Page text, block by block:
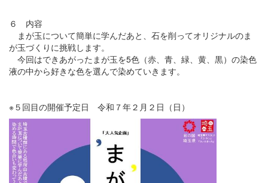
６ 内容
まが玉について簡単に学んだあと、石を削ってオリジナルのま
が玉づくりに挑戦します。
今回はできあがったまが玉を5色（赤、青、緑、黄、黒）の染色
液の中から好きな色を選んで染めていきます。
※５回目の開催予定日 令和７年２月２日（日）